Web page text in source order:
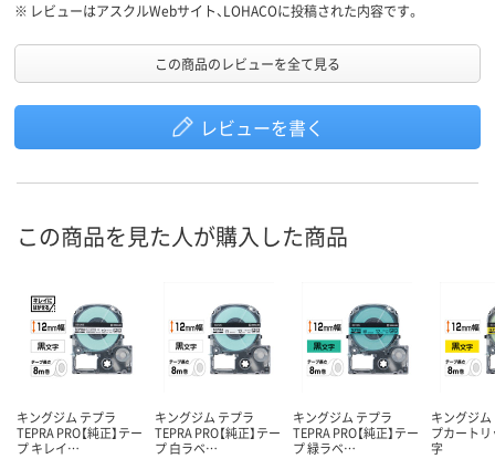
※ レビューはアスクルWebサイト、LOHACOに投稿された内容です。
この商品のレビューを全て見る
レビューを書く
この商品を見た人が購入した商品
キングジム テプラ
TEPRA PRO【純正】テー
プ キレイ…
キングジム テプラ
TEPRA PRO【純正】テー
プ 白ラベ…
キングジム テプラ
TEPRA PRO【純正】テー
プ 緑ラベ…
キングジ
プカート
字